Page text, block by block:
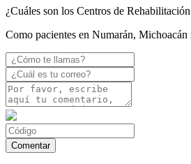
¿Cuáles son los Centros de
Como pacientes en Numarán, Michoacán